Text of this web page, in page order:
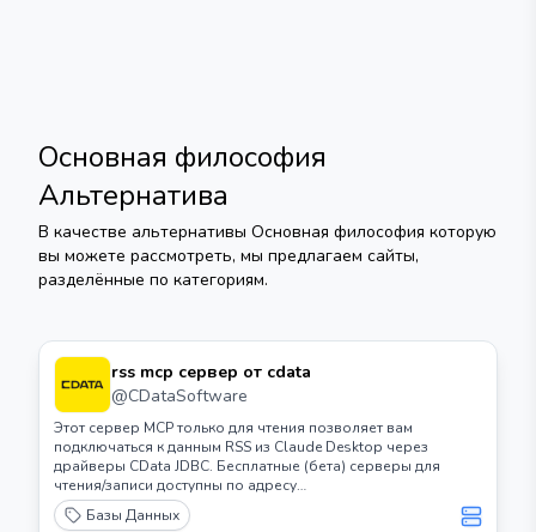
Основная философия
Альтернатива
В качестве альтернативы Основная философия которую
вы можете рассмотреть, мы предлагаем сайты,
разделённые по категориям.
rss mcp сервер от cdata
@CDataSoftware
Этот сервер MCP только для чтения позволяет вам
подключаться к данным RSS из Claude Desktop через
драйверы CData JDBC. Бесплатные (бета) серверы для
чтения/записи доступны по адресу
https://www.cdata.com/solutions/mcp
Базы Данных